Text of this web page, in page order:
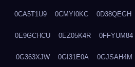
0CA5T1U9 0CMYI0KC 0D38QEGH
0E9GCHCU 0EZ05K4R 0FFYUM84
0G363XJW 0GI31E0A 0GJSAH4M